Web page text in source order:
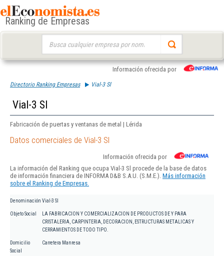
Ranking de Empresas
Información ofrecida por
Directorio Ranking Empresas Vial-3 Sl
Vial-3 Sl
Fabricación de puertas y ventanas de metal | Lérida
Datos comerciales de Vial-3 Sl
Información ofrecida por
La información del Ranking que ocupa Vial-3 Sl procede de la base de datos
de información financiera de INFORMA D&B S.A.U. (S.M.E.). Más información
sobre el Ranking de Empresas.
Denominación Vial-3 Sl
Objeto Social
LA FABRICACION Y COMERCIALIZACION DE PRODUCTOS DE Y PARA
CRISTALERIA, CARPINTERIA, DECORACION, ESTRUCTURAS METALICAS Y
CERRAMIENTOS DE TODO TIPO.
Domicilio
Social
Carretera Manresa